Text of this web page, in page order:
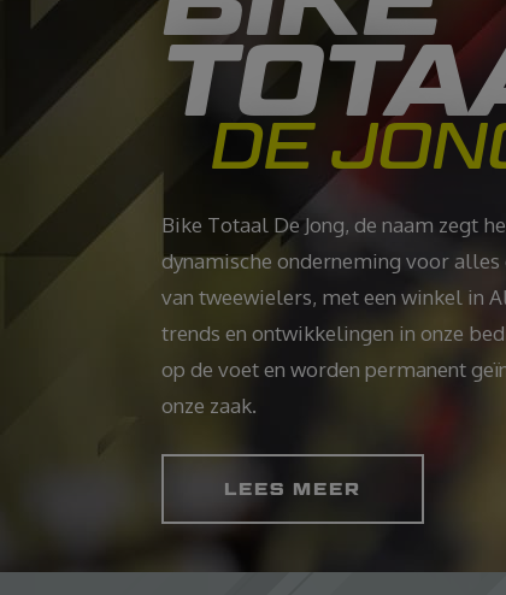
DE
Bike Totaal De Jong, de naam zegt
dynamische onderneming voor
van tweewielers, met een winkel in
trends en ontwikkelingen in onze
op de voet en worden permanent
onze zaak.
LEES MEER